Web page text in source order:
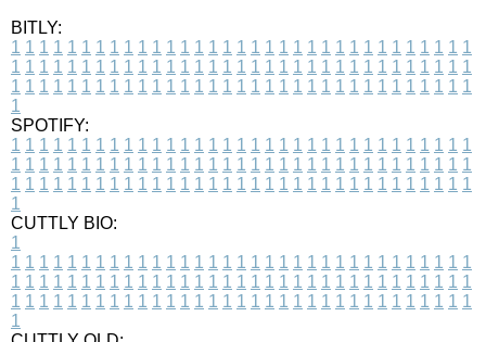
BITLY:
1 1 1 1 1 1 1 1 1 1 1 1 1 1 1 1 1 1 1 1 1 1 1 1 1 1 1 1 1 1 1 1 1
1 1 1 1 1 1 1 1 1 1 1 1 1 1 1 1 1 1 1 1 1 1 1 1 1 1 1 1 1 1 1 1 1
1 1 1 1 1 1 1 1 1 1 1 1 1 1 1 1 1 1 1 1 1 1 1 1 1 1 1 1 1 1 1 1 1
1
SPOTIFY:
1 1 1 1 1 1 1 1 1 1 1 1 1 1 1 1 1 1 1 1 1 1 1 1 1 1 1 1 1 1 1 1 1
1 1 1 1 1 1 1 1 1 1 1 1 1 1 1 1 1 1 1 1 1 1 1 1 1 1 1 1 1 1 1 1 1
1 1 1 1 1 1 1 1 1 1 1 1 1 1 1 1 1 1 1 1 1 1 1 1 1 1 1 1 1 1 1 1 1
1
CUTTLY BIO:
1
1 1 1 1 1 1 1 1 1 1 1 1 1 1 1 1 1 1 1 1 1 1 1 1 1 1 1 1 1 1 1 1 1
1 1 1 1 1 1 1 1 1 1 1 1 1 1 1 1 1 1 1 1 1 1 1 1 1 1 1 1 1 1 1 1 1
1 1 1 1 1 1 1 1 1 1 1 1 1 1 1 1 1 1 1 1 1 1 1 1 1 1 1 1 1 1 1 1 1
1